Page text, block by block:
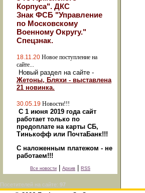
Корпуса". ДКС
Знак ФСБ "Управление
по Московскому
Военному Округу."
Спецзнак.
18.11.20 Новое поступление на
сайте...
Новый раздел на сайте -
Жетоны, Бляхи - выставлена
21 новинка.
30.05.19 Новости!!!
С 1 июня 2019 года сайт
работает только по
предоплате на карты СБ,
Тинькофф или ПочтаБанк!!!
С наложенным платежом - не
работаем!!!
Все новости Архив RSS
Посетителей на сайте: 97